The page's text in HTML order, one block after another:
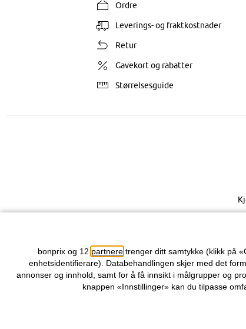
Ordre
Leverings- og fraktkostnader
Retur
Gavekort og rabatter
Størrelsesguide
bonprix og 12 partneretrenger ditt samtykke (klikk på
enhetsidentifierare). Databehandlingen skjer med det
annonser og innhold, samt for å få innsikt i målgrupper og
knappen «Innstillinger» kan du tilpasse